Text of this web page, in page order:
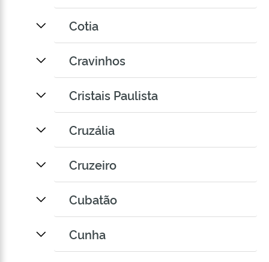
Cotia
Cravinhos
Cristais Paulista
Cruzália
Cruzeiro
Cubatão
Cunha